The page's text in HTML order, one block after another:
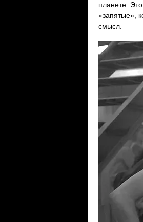
планете.
«запятые»,
смысл.